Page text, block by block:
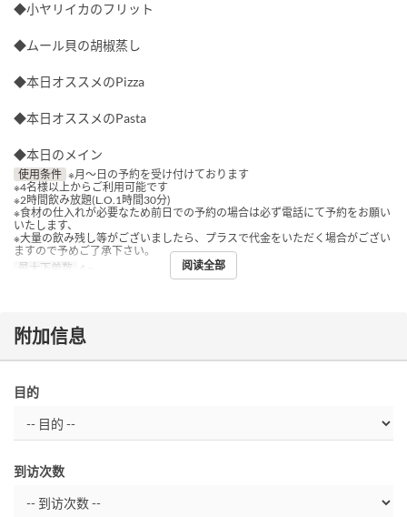
◆小ヤリイカのフリット
◆ムール貝の胡椒蒸し
◆本日オススメのPizza
◆本日オススメのPasta
◆本日のメイン
使用条件 ※月～日の予約を受け付けております
※4名様以上からご利用可能です
※2時間飲み放題(L.O.1時間30分)
※食材の仕入れが必要なため前日での予約の場合は必ず電話にて予約をお願い
いたします、
※大量の飲み残し等がございましたら、プラスで代金をいただく場合がござい
ますので予めご了承下さい。
最大下单数
4 ~ 阅读全部
附加信息
目的
到访次数